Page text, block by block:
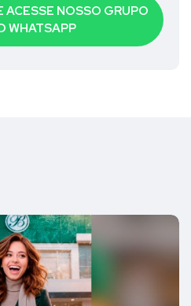
ACESSE NOSSO GRUPO
WHATSAPP